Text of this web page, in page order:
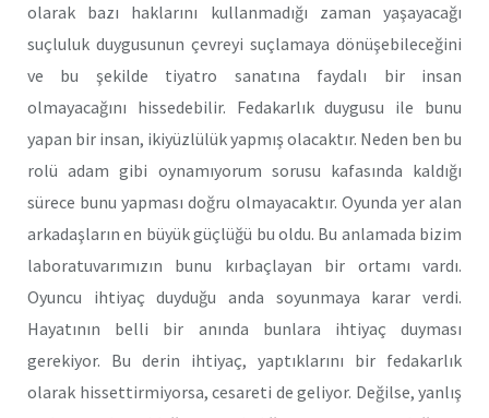
olarak bazı haklarını kullanmadığı zaman yaşayacağı
suçluluk duygusunun çevreyi suçlamaya dönüşebileceğini
ve bu şekilde tiyatro sanatına faydalı bir insan
olmayacağını hissedebilir. Fedakarlık duygusu ile bunu
yapan bir insan, ikiyüzlülük yapmış olacaktır. Neden ben bu
rolü adam gibi oynamıyorum sorusu kafasında kaldığı
sürece bunu yapması doğru olmayacaktır. Oyunda yer alan
arkadaşların en büyük güçlüğü bu oldu. Bu anlamada bizim
laboratuvarımızın bunu kırbaçlayan bir ortamı vardı.
Oyuncu ihtiyaç duyduğu anda soyunmaya karar verdi.
Hayatının belli bir anında bunlara ihtiyaç duyması
gerekiyor. Bu derin ihtiyaç, yaptıklarını bir fedakarlık
olarak hissettirmiyorsa, cesareti de geliyor. Değilse, yanlış